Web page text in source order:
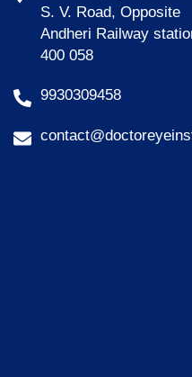
S. V. Road, Opposite
Andheri Railway
400 058
9930309458